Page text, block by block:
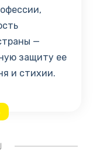
—
защиту ее
и стихии.